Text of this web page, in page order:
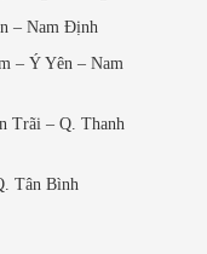
– Nam Định
– Ý Yên – Nam
Trãi – Q. Thanh
Tân Bình